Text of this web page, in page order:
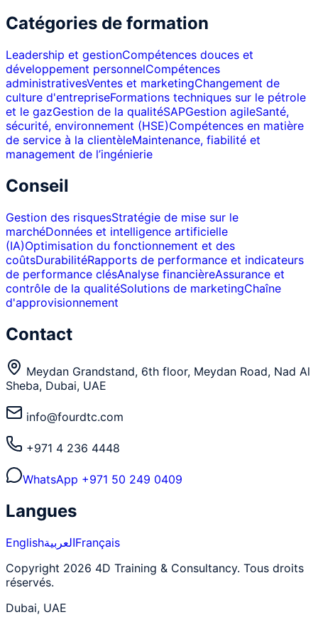
Catégories de formation
Leadership et gestionCompétences douces et
développement personnelCompétences
administrativesVentes et marketingChangement de
culture d'entrepriseFormations techniques sur le pétrole
et le gazGestion de la qualitéSAPGestion agileSanté,
sécurité, environnement (HSE)Compétences en matière
de service à la clientèleMaintenance, fiabilité et
management de l’ingénierie
Conseil
Gestion des risquesStratégie de mise sur le
marchéDonnées et intelligence artificielle
(IA)Optimisation du fonctionnement et des
coûtsDurabilitéRapports de performance et indicateurs
de performance clésAnalyse financièreAssurance et
contrôle de la qualitéSolutions de marketingChaîne
d'approvisionnement
Contact
Meydan Grandstand, 6th floor, Meydan Road, Nad Al
Sheba, Dubai, UAE
info@fourdtc.com
+971 4 236 4448
WhatsApp +971 50 249 0409
Langues
EnglishالعربيةFrançais
Copyright 2026 4D Training & Consultancy. Tous droits
réservés.
Dubai, UAE